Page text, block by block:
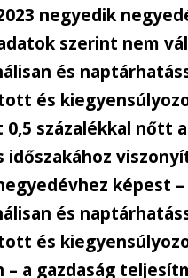
negyedik
szerint nem
és
és
0,5 százalékkal nőtt
időszakához
képest –
és
és
– a gazdaság